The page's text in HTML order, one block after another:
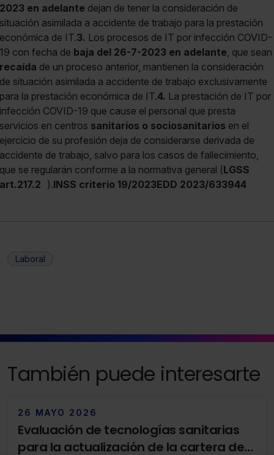
2023 en adelante dejan de tener la consideración de
situación asimilada a accidente de trabajo para la prestación
económica de IT.3. Los procesos de IT por infección COVID-
19 con fecha de baja del 26-7-2023 en adelante, que sean
recaída de un proceso anterior, mantienen la consideración
de situación asimilada a accidente de trabajo exclusivamente
para la prestación económica de IT.4. La prestación de IT por
infección COVID-19 que cause el personal que presta
servicios en centros sanitarios o sociosanitarios en el
ejercicio de su profesión deja de considerarse derivada de
accidente de trabajo, salvo para los casos de fallecimiento,
que se regularán conforme a la normativa general (LGSS
art.217.2 ).INSS criterio 19/2023EDD 2023/633944
Laboral
También puede interesarte
26 MAYO 2026
Evaluación de tecnologías sanitarias
para la actualización de la cartera de